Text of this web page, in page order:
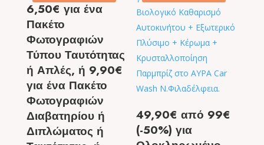
6,50€ για ένα
Πακέτο
Φωτογραφιών
Τύπου Ταυτότητας
ή Απλές, ή 9,90€
για ένα Πακέτο
Φωτογραφιών
Διαβατηρίου ή
Διπλώματος ή
49,90€ από 99€
(-50%) για